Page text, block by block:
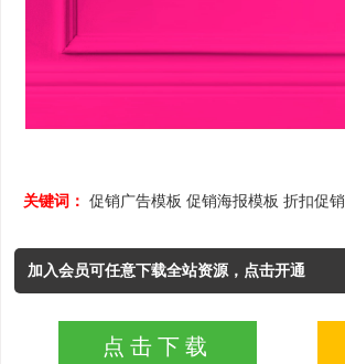
关键词： 促销广告模板 促销海报模板 折扣促销
加入会员可任意下载全站资源，点击开通
点击下载